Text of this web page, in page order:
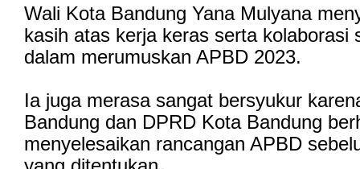
Wali Kota Bandung Yana Mulyana
kasih atas kerja keras serta kolaborasi
dalam merumuskan APBD 2023.
Ia juga merasa sangat bersyukur
Bandung dan DPRD Kota Bandung
menyelesaikan rancangan APBD